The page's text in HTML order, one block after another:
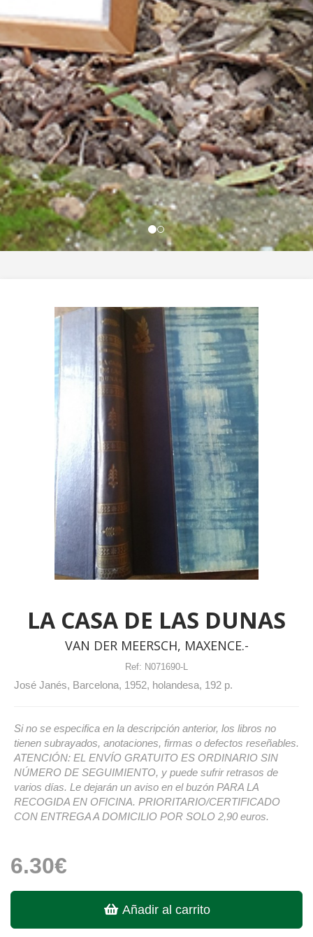
LA CASA DE LAS DUNAS
VAN DER MEERSCH, MAXENCE.-
Ref: N071690-L
José Janés, Barcelona, 1952, holandesa, 192 p.
Si no se especifica en la descripción anterior, los libros no
tienen subrayados, anotaciones, firmas o defectos reseñables.
ATENCIÓN: EL ENVÍO GRATUITO ES ORDINARIO SIN
NÚMERO DE SEGUIMIENTO, y puede sufrir retrasos de
varios días. Le dejarán un aviso en el buzón PARA LA
RECOGIDA EN OFICINA. PRIORITARIO/CERTIFICADO
CON ENTREGA A DOMICILIO POR SOLO 2,90 euros.
6.30€
Añadir al carrito